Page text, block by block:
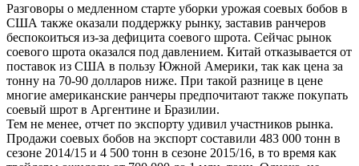
Разговоры о медленном старте уборки урожая соевых бобов в
США также оказали поддержку рынку, заставив ранчеров
беспокоиться из-за дефицита соевого шрота. Сейчас рынок
соевого шрота оказался под давлением. Китай отказывается от
поставок из США в пользу Южной Америки, так как цена за
тонну на 70-90 долларов ниже. При такой разнице в цене
многие американские ранчеры предпочитают также покупать
соевый шрот в Аргентине и Бразилии.
Тем не менее, отчет по экспорту удивил участников рынка.
Продажи соевых бобов на экспорт составили 483 000 тонн в
сезоне 2014/15 и 4 500 тонн в сезоне 2015/16, в то время как